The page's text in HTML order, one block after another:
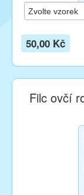
50,00 Kč
Filc ovčí